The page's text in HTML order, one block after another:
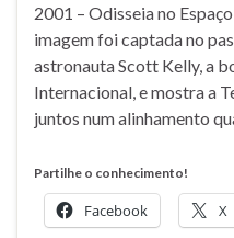
2001 – Odisseia no
imagem foi captada no
astronauta Scott Kelly, a
Internacional, e mostra a
juntos num alinhamento
Partilhe o conhecimento!
Facebook X